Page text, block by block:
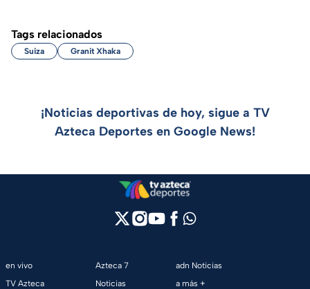
Tags relacionados
Suiza Granit Xhaka
¡Noticias deportivas de hoy, sigue a TV
Azteca Deportes en Google News!
en vivo
TV Azteca
Azteca 7
Noticias
adn Noticias
a más +